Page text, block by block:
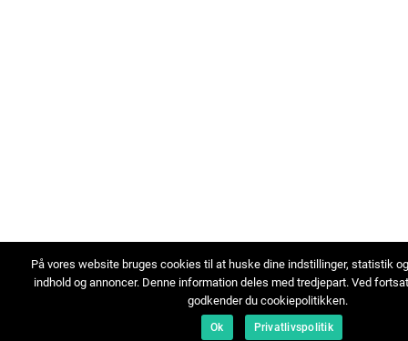
På vores website bruges cookies til at huske dine indstillinger, statistik
indhold og annoncer. Denne information deles med tredjepart. Ved
godkender du cookiepolitikken.
Ok Privatlivspolitik